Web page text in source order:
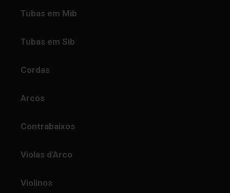
Tubas em Mib
Tubas em Sib
Cordas
Arcos
Contrabaixos
Violas d'Arco
Violinos